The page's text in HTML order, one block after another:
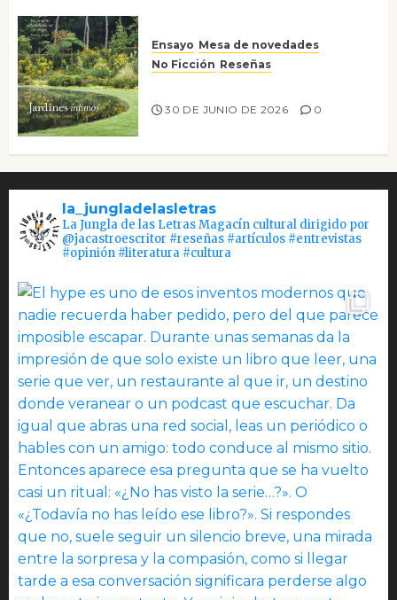
Ensayo Mesa de novedades
No Ficción Reseñas
30 DE JUNIO DE 2026 0
la_jungladelasletras
La Jungla de las Letras Magacín cultural dirigido por
@jacastroescritor #reseñas #artículos #entrevistas
#opinión #literatura #cultura